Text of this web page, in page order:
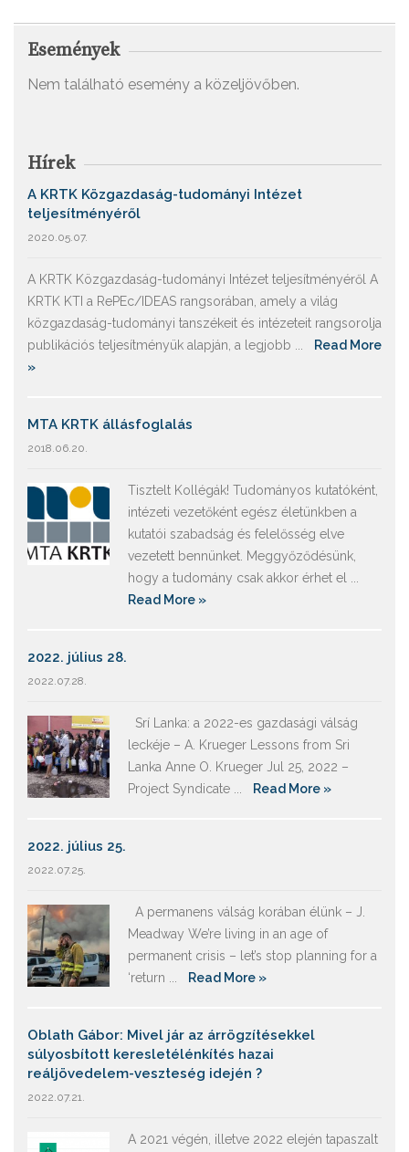
Események
Nem található esemény a közeljövőben.
Hírek
A KRTK Közgazdaság-tudományi Intézet
teljesítményéről
2020.05.07.
A KRTK Közgazdaság-tudományi Intézet teljesítményéről A
KRTK KTI a RePEc/IDEAS rangsorában, amely a világ
közgazdaság-tudományi tanszékeit és intézeteit rangsorolja
publikációs teljesítményük alapján, a legjobb ...
Read More
»
MTA KRTK állásfoglalás
2018.06.20.
Tisztelt Kollégák! Tudományos kutatóként,
intézeti vezetőként egész életünkben a
kutatói szabadság és felelősség elve
vezetett bennünket. Meggyőződésünk,
hogy a tudomány csak akkor érhet el ...
Read More »
2022. július 28.
2022.07.28.
Srí Lanka: a 2022-es gazdasági válság
leckéje – A. Krueger Lessons from Sri
Lanka Anne O. Krueger Jul 25, 2022 –
Project Syndicate ...
Read More »
2022. július 25.
2022.07.25.
A permanens válság korában élünk – J.
Meadway We’re living in an age of
permanent crisis – let’s stop planning for a
‘return ...
Read More »
Oblath Gábor: Mivel jár az árrögzítésekkel
súlyosbított keresletélénkítés hazai
reáljövedelem-veszteség idején ?
2022.07.21.
A 2021 végén, illetve 2022 elején tapaszalt